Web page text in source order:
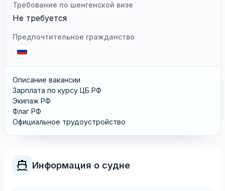
Требование по шенгенской визе
Не требуется
Предпочтительное гражданство
Описание вакансии
Зарплата по курсу ЦБ РФ
Экипаж РФ
Флаг РФ
Официальное трудоустройство
Информация о судне